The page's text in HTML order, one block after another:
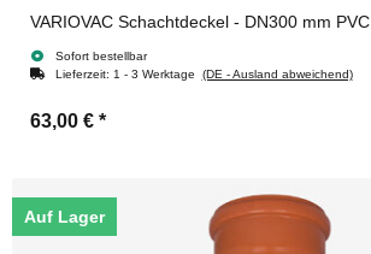
VARIOVAC Schachtdeckel - DN300 mm PVC
Sofort bestellbar
Lieferzeit: 1 - 3 Werktage (DE - Ausland abweichend)
63,00 € *
Auf Lager